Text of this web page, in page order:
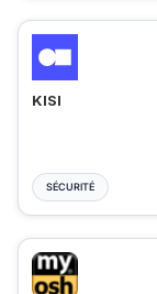
KISI
SÉCURITÉ